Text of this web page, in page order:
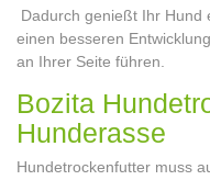
Dadurch genießt Ihr Hund
einen besseren
an Ihrer Seite führen.
Bozita
Hunderasse
Hundetrockenfutter muss